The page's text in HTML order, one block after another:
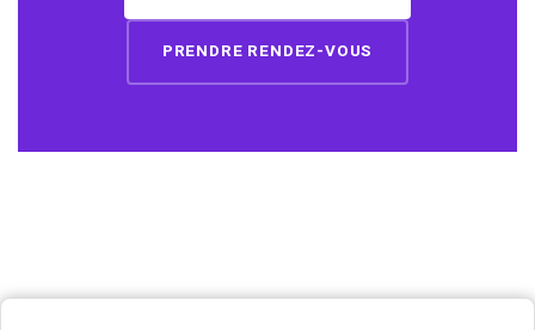
PRENDRE RENDEZ-VOUS